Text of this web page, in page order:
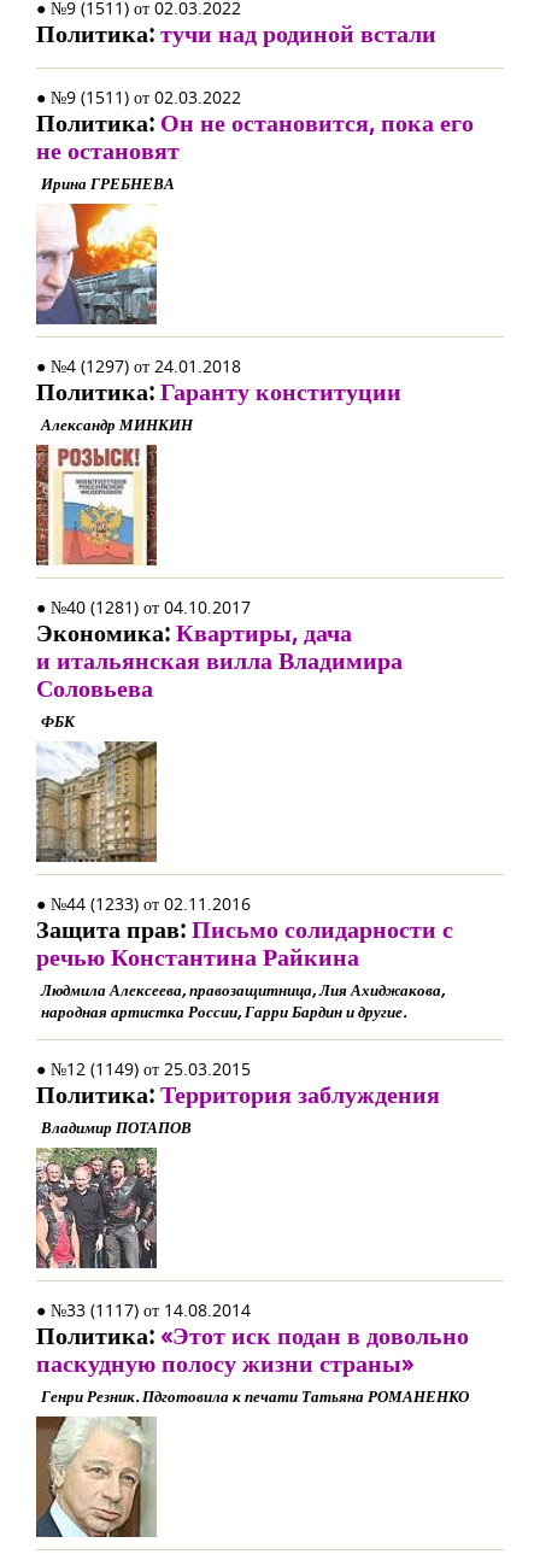
● №9 (1511) от 02.03.2022
Политика:тучи над родиной встали
● №9 (1511) от 02.03.2022
Политика: Он не остановится, пока его
не остановят
Ирина ГРЕБНЕВА
● №4 (1297) от 24.01.2018
Политика:Гаранту конституции
Александр МИНКИН
● №40 (1281) от 04.10.2017
Экономика:Квартиры, дача
и итальянская вилла Владимира
Соловьева
ФБК
● №44 (1233) от 02.11.2016
Защита прав:Письмо солидарности с
речью Константина Райкина
Людмила Алексеева, правозащитница, Лия Ахиджакова,
народная артистка России, Гарри Бардин и другие.
● №12 (1149) от 25.03.2015
Политика:Территория заблуждения
Владимир ПОТАПОВ
● №33 (1117) от 14.08.2014
Политика:«Этот иск подан в довольно
паскудную полосу жизни страны»
Генри Резник. Пдготовила к печати Татьяна РОМАНЕНКО